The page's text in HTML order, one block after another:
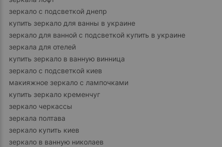
зеркало с подсветкой днепр
купить зеркало для ванны в украине
зеркало для ванной с подсветкой купить в украине
зеркала для отелей
купить зеркало в ванную винница
зеркало с подсветкой киев
макияжное зеркало с лампочками
купить зеркало кременчуг
зеркало черкассы
зеркала полтава
зеркало купить киев
зеркало в ванную николаев